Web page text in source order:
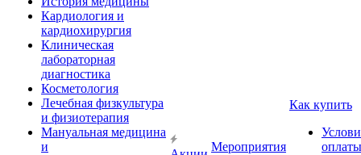
Кардиология и
кардиохирургия
Клиническая
лабораторная
диагностика
Косметология
Лечебная физкультура
и физиотерапия
Мануальная медицина
и
Мероприятия
Как купить
оплаты